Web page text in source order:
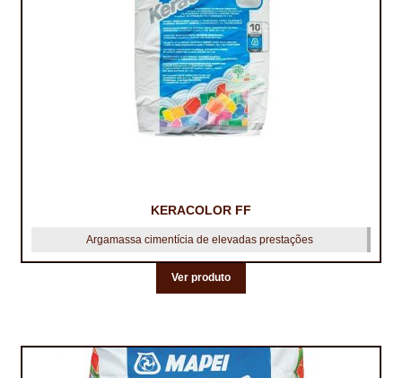
KERACOLOR FF
Argamassa cimentícia de elevadas prestações
Ver produto